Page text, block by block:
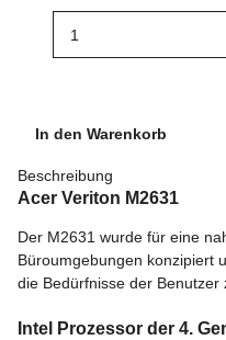
In den Warenkorb
Beschreibung
Acer Veriton M2631
Der M2631 wurde für eine
Büroumgebungen konzipiert
die Bedürfnisse der Benutzer
Intel Prozessor der 4.